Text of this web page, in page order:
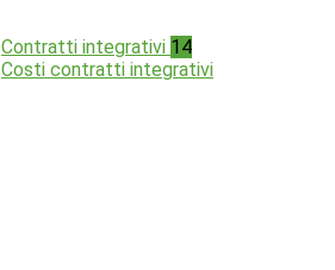
Contratti integrativi 14
Costi contratti integrativi